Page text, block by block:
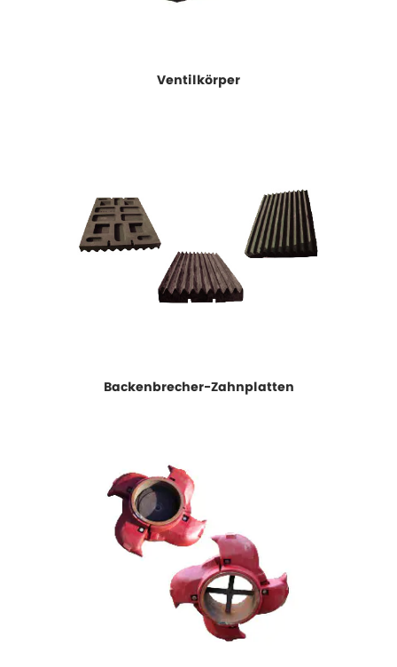
Ventilkörper
Backenbrecher-Zahnplatten